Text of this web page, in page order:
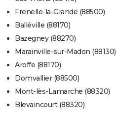
Frenelle-la-Grande (88500)
Balléville (88170)
Bazegney (88270)
Marainville-sur-Madon (88130)
Aroffe (88170)
Domvallier (88500)
Mont-lès-Lamarche (88320)
Blevaincourt (88320)